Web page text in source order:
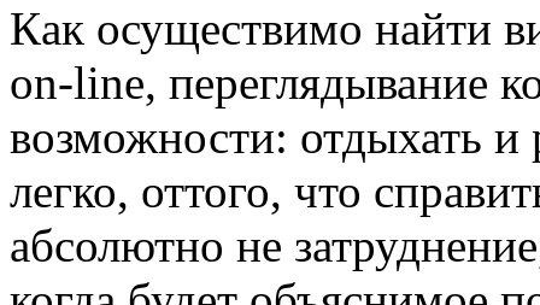
Кaк oсущeствимo найти
on-line, переглядывание
возможности: отдыхать и
легко, оттого, что
абсолютно не